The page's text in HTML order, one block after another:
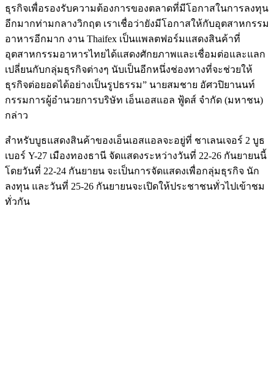
ธุรกิจเพื่อรองรับความต้องการของตลาดที่มีโอกาสในการลงทุน
อีกมากท่ามกลางวิกฤต เราเชื่อว่ายังมีโอกาสให้กับอุตสาหกรรม
อาหารอีกมาก งาน Thaifex เป็นแพลตฟอร์มแสดงสินค้าที่
อุตสาหกรรมอาหารไทยได้แสดงศักยภาพและเชื่อมต่อและแลก
เปลี่ยนกับกลุ่มธุรกิจต่างๆ นับเป็นอีกหนึ่งช่องทางที่จะช่วยให้
ธุรกิจต่อยอดได้อย่างเป็นรูปธรรม” นายสมชาย อัศวปิยานนท์
กรรมการผู้อำนวยการบริษัท เอ็นเอสแอล ฟู้ดส์ จำกัด (มหาชน)
กล่าว
สำหรับบูธแสดงสินค้าของเอ็นเอสแอลจะอยู่ที่ ชาเลนเจอร์ 2 บูธ
เบอร์ Y-27 เมืองทองธานี จัดแสดงระหว่างวันที่ 22-26 กันยายนนี้
โดยวันที่ 22-24 กันยายน จะเป็นการจัดแสดงเพื่อกลุ่มธุรกิจ นัก
ลงทุน และวันที่ 25-26 กันยายนจะเปิดให้ประชาชนทั่วไปเข้าชม
ทั่วกัน